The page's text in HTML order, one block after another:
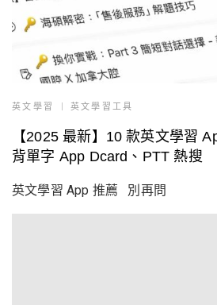
英文學習 英文學習工具
【2025 最新】10 款英文學習
背單字 App Dcard、PTT 熱搜
英文學習 App 推薦 別再問